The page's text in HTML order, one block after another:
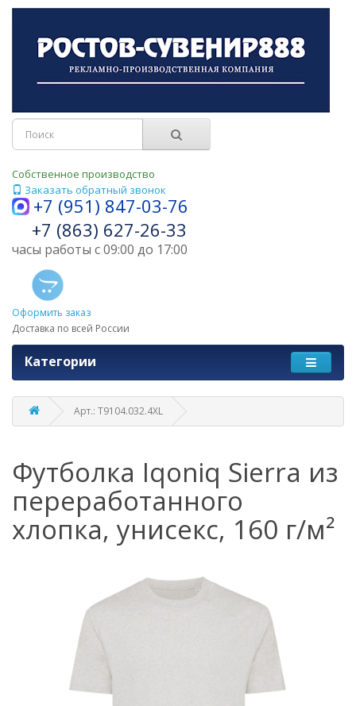
Собственное производство
Заказать обратный звонок
+7 (951) 847-03-76
+7 (863) 627-26-33
часы работы с 09:00 до 17:00
Оформить заказ
Доставка по всей России
Категории
Арт.: T9104.032.4XL
Футболка Iqoniq Sierra из
переработанного
хлопка, унисекс, 160 г/м²